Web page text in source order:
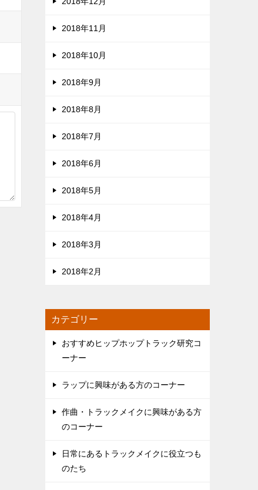
2018年11月
2018年10月
2018年9月
2018年8月
2018年7月
2018年6月
2018年5月
2018年4月
2018年3月
2018年2月
カテゴリー
おすすめヒップホップトラック研究コ
ーナー
ラップに興味がある方のコーナー
作曲・トラックメイクに興味がある方
のコーナー
日常にあるトラックメイクに役立つも
のたち